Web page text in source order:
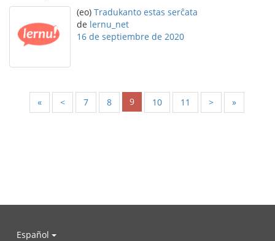
(eo) Tradukanto estas serĉata
de lernu_net
16 de septiembre de 2020
« < 7 8 9 10 11 > »
Español